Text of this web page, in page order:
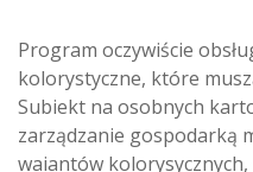
Program oczywiście
kolorystyczne, które
Subiekt na osobnych
zarządzanie gospodarką
waiantów